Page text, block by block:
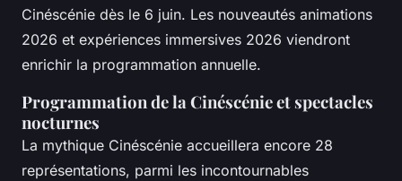
Cinéscénie dès le 6 juin. Les nouveautés animations
2026 et expériences immersives 2026 viendront
enrichir la programmation annuelle.
Programmation de la Cinéscénie et spectacles
nocturnes
La mythique Cinéscénie accueillera encore 28
représentations, parmi les incontournables